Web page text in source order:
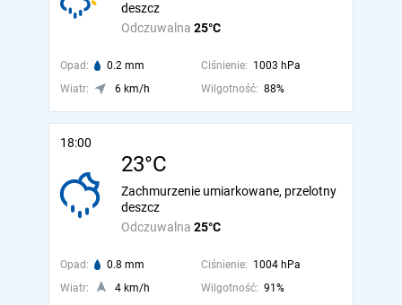
Odczuwalna 25°C
deszcz
Opad: 0.2 mm Ciśnienie: 1003 hPa
Wiatr:
6 km/h Wilgotność: 88%
18:00
23°C
Odczuwalna 25°C
Zachmurzenie umiarkowane, przelotny
deszcz
Opad: 0.8 mm Ciśnienie: 1004 hPa
Wiatr:
4 km/h Wilgotność: 91%